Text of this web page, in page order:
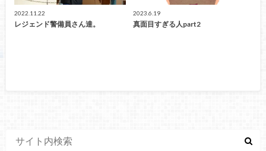
2022.11.22
レジェンド警備員さん達。
2023.6.19
真面目すぎる人part2